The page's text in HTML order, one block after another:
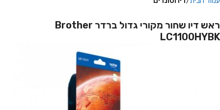
ראש דיו שחור מקורי גדול ברדר Brother
LC1100HYBK